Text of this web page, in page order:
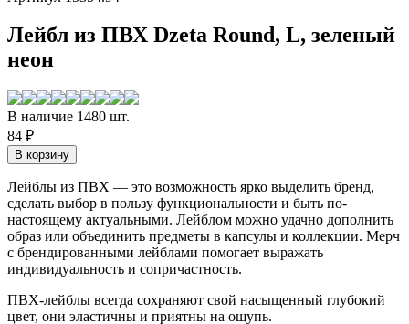
Лейбл из ПВХ Dzeta Round, L, зеленый
неон
В наличие 1480 шт.
84 ₽
Лейблы из ПВХ — это возможность ярко выделить бренд,
сделать выбор в пользу функциональности и быть по-
настоящему актуальными. Лейблом можно удачно дополнить
образ или объединить предметы в капсулы и коллекции. Мерч
с брендированными лейблами помогает выражать
индивидуальность и сопричастность.
ПВХ-лейблы всегда сохраняют свой насыщенный глубокий
цвет, они эластичны и приятны на ощупь.